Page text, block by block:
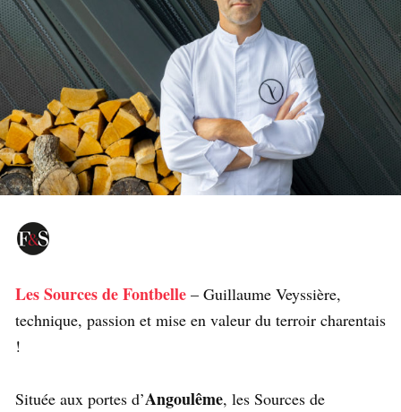
Les Sources de Fontbelle – Guillaume Veyssière,
technique, passion et mise en valeur du terroir charentais
!
Située aux portes d’Angoulême, les Sources de